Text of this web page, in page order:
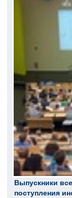
Выпускники
поступления